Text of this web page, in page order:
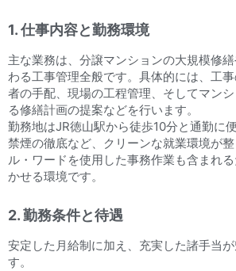
1. 仕事内容と勤務環境
主な業務は、分譲マンションの大規模修
わる工事管理全般です。具体的には、工
者の手配、現場の工程管理、そしてマン
る修繕計画の提案などを行います。
勤務地はJR徳山駅から徒歩10分と通勤に
禁煙の徹底など、クリーンな就業環境が
ル・ワードを使用した事務作業も含まれ
かせる環境です。
2. 勤務条件と待遇
安定した月給制に加え、充実した諸手当
す。